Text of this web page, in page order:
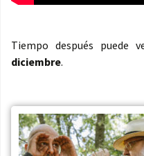
Tiempo después puede
diciembre.